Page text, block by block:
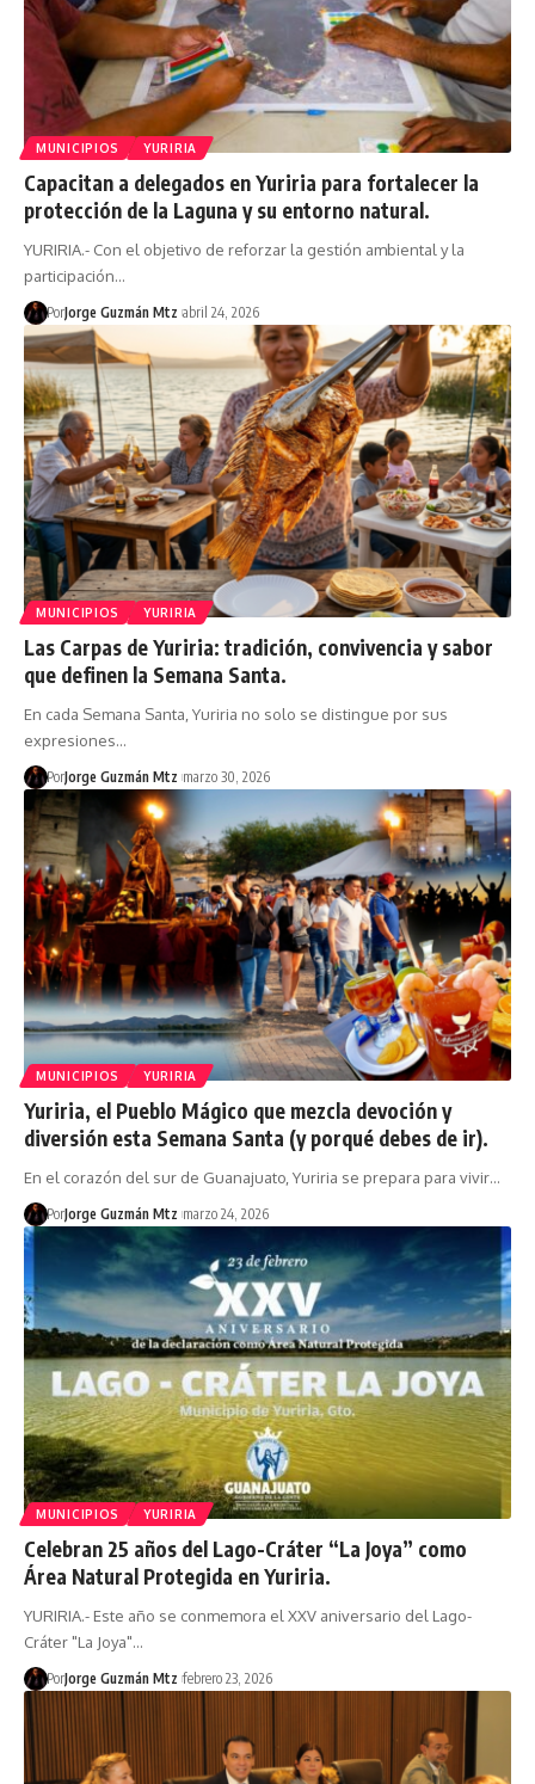
MUNICIPIOS YURIRIA
Capacitan a delegados en Yuriria para fortalecer la
protección de la Laguna y su entorno natural.
YURIRIA.- Con el objetivo de reforzar la gestión ambiental y la
participación…
PorJorge Guzmán Mtz abril 24, 2026
MUNICIPIOS YURIRIA
Las Carpas de Yuriria: tradición, convivencia y sabor
que definen la Semana Santa.
En cada Semana Santa, Yuriria no solo se distingue por sus
expresiones…
PorJorge Guzmán Mtz marzo 30, 2026
MUNICIPIOS YURIRIA
Yuriria, el Pueblo Mágico que mezcla devoción y
diversión esta Semana Santa (y porqué debes de ir).
En el corazón del sur de Guanajuato, Yuriria se prepara para vivir…
PorJorge Guzmán Mtz marzo 24, 2026
MUNICIPIOS YURIRIA
Celebran 25 años del Lago-Cráter “La Joya” como
Área Natural Protegida en Yuriria.
YURIRIA.- Este año se conmemora el XXV aniversario del Lago-
Cráter "La Joya"…
PorJorge Guzmán Mtz febrero 23, 2026